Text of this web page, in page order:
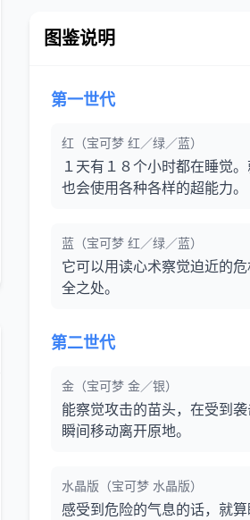
图鉴说明
第一世代
红（宝可梦 红／绿／蓝）
１天有１８个小时都在睡觉。
也会使用各种各样的超能力。
蓝（宝可梦 红／绿／蓝）
它可以用读心术察觉迫近的
全之处。
第二世代
金（宝可梦 金／银）
能察觉攻击的苗头，在受到
瞬间移动离开原地。
水晶版（宝可梦 水晶版）
感受到危险的气息的话，就